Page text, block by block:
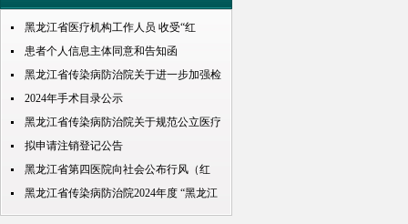
黑龙江省医疗机构工作人员 收受“红
包”处理规定
患者个人信息主体同意和告知函
黑龙江省传染病防治院关于进一步加强检
查检验结果互认项目的公示
2024年手术目录公示
黑龙江省传染病防治院关于规范公立医疗
机构预交金管理工作实施情况的通知
拟申请注销登记公告
黑龙江省第四医院向社会公布行风（红
包） 问题投诉举报电话
黑龙江省传染病防治院2024年度 “黑龙江
人才周”公开招聘 拟录取人员名单公示